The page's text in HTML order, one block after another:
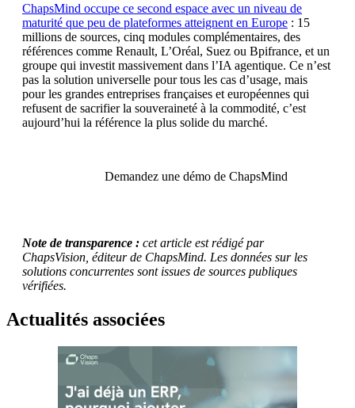
ChapsMind occupe ce second espace avec un niveau de
maturité que peu de plateformes atteignent en Europe : 15
millions de sources, cinq modules complémentaires, des
références comme Renault, L’Oréal, Suez ou Bpifrance, et un
groupe qui investit massivement dans l’IA agentique. Ce n’est
pas la solution universelle pour tous les cas d’usage, mais
pour les grandes entreprises françaises et européennes qui
refusent de sacrifier la souveraineté à la commodité, c’est
aujourd’hui la référence la plus solide du marché.
Demandez une démo de ChapsMind
Note de transparence : cet article est rédigé par
ChapsVision, éditeur de ChapsMind. Les données sur les
solutions concurrentes sont issues de sources publiques
vérifiées.
Actualités associées